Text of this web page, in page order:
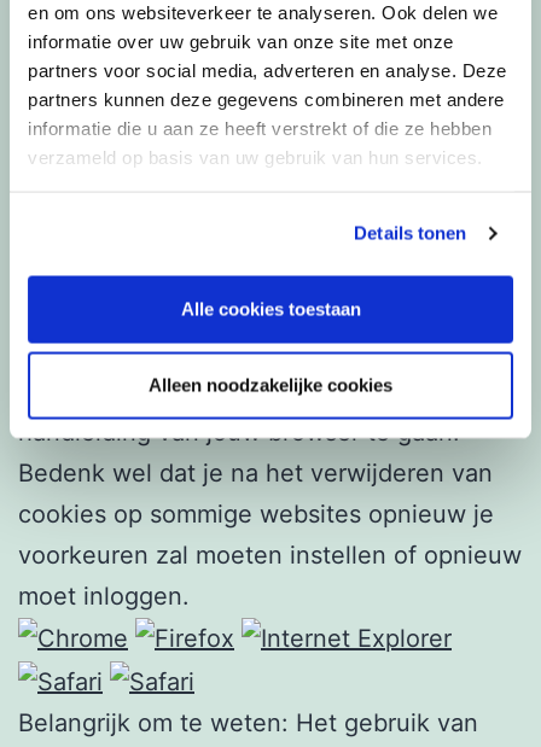
en om ons websiteverkeer te analyseren. Ook delen we
informatie over uw gebruik van onze site met onze
partners voor social media, adverteren en analyse. Deze
partners kunnen deze gegevens combineren met andere
informatie die u aan ze heeft verstrekt of die ze hebben
verzameld op basis van uw gebruik van hun services.
Details tonen
Alle cookies toestaan
Alleen noodzakelijke cookies
relevantere advertenties kunnen laten zien.
Advertenties zijn in de meeste gevallen
noodzakelijk om de website te bekostigen.
Dankzij cookies zijn ze zoveel mogelijk
Cookies worden opgeslagen op je
moment verwijderen. Dat gaat heel
eenvoudig. Klik op één van de
onderstaande iconen om direct naar de
handleiding van jouw browser te gaan.
Bedenk wel dat je na het verwijderen van
cookies op sommige websites opnieuw je
voorkeuren zal moeten instellen of opnieuw
moet inloggen.
Belangrijk om te weten: Het gebruik van